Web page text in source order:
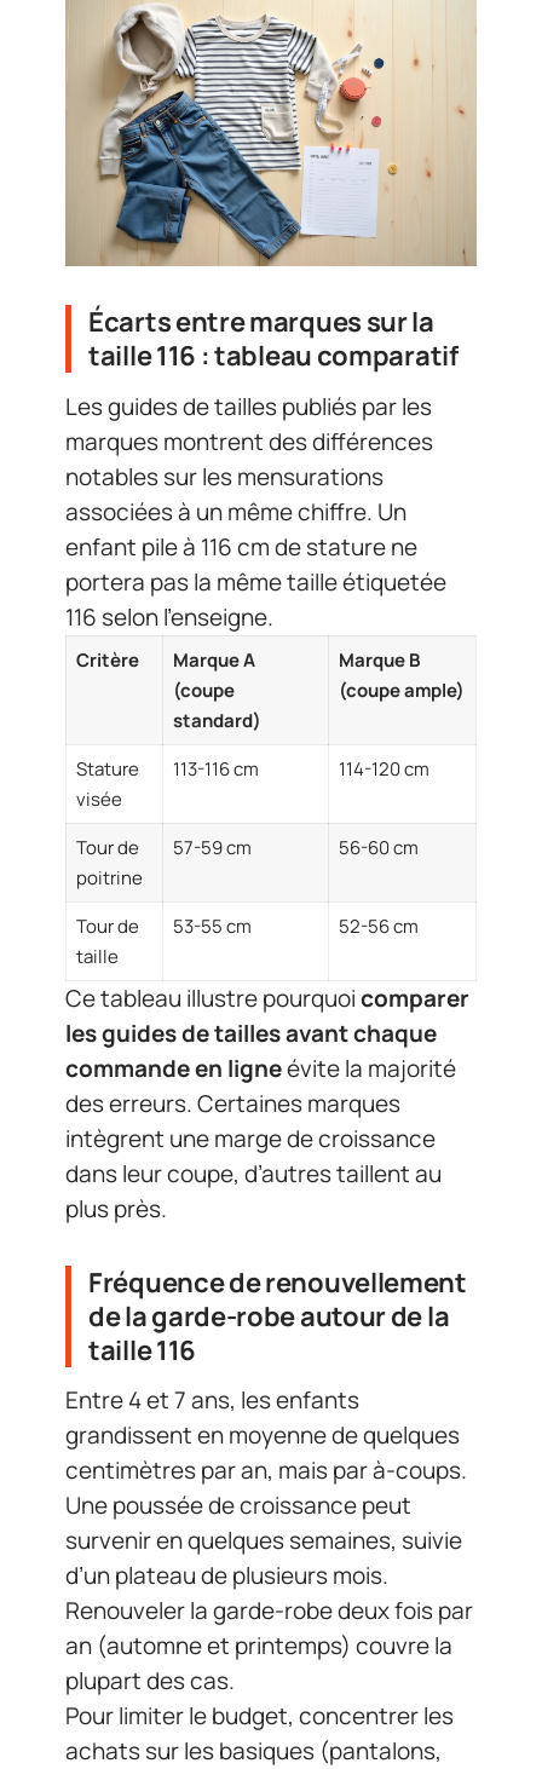
Écarts entre marques sur la
taille 116 : tableau comparatif
Les guides de tailles publiés par les
marques montrent des différences
notables sur les mensurations
associées à un même chiffre. Un
enfant pile à 116 cm de stature ne
portera pas la même taille étiquetée
116 selon l’enseigne.
Critère
Marque A
(coupe
standard)
Marque B
(coupe ample)
Stature
visée
113-116 cm 114-120 cm
Tour de
poitrine
57-59 cm 56-60 cm
Tour de
taille
53-55 cm 52-56 cm
Ce tableau illustre pourquoicomparer
les guides de tailles avant chaque
commande en ligneévite la majorité
des erreurs. Certaines marques
intègrent une marge de croissance
dans leur coupe, d’autres taillent au
plus près.
Fréquence de renouvellement
de la garde-robe autour de la
taille 116
Entre 4 et 7 ans, les enfants
grandissent en moyenne de quelques
centimètres par an, mais par à-coups.
Une poussée de croissance peut
survenir en quelques semaines, suivie
d’un plateau de plusieurs mois.
Renouveler la garde-robe deux fois par
an (automne et printemps) couvre la
plupart des cas.
Pour limiter le budget, concentrer les
achats sur les basiques (pantalons,